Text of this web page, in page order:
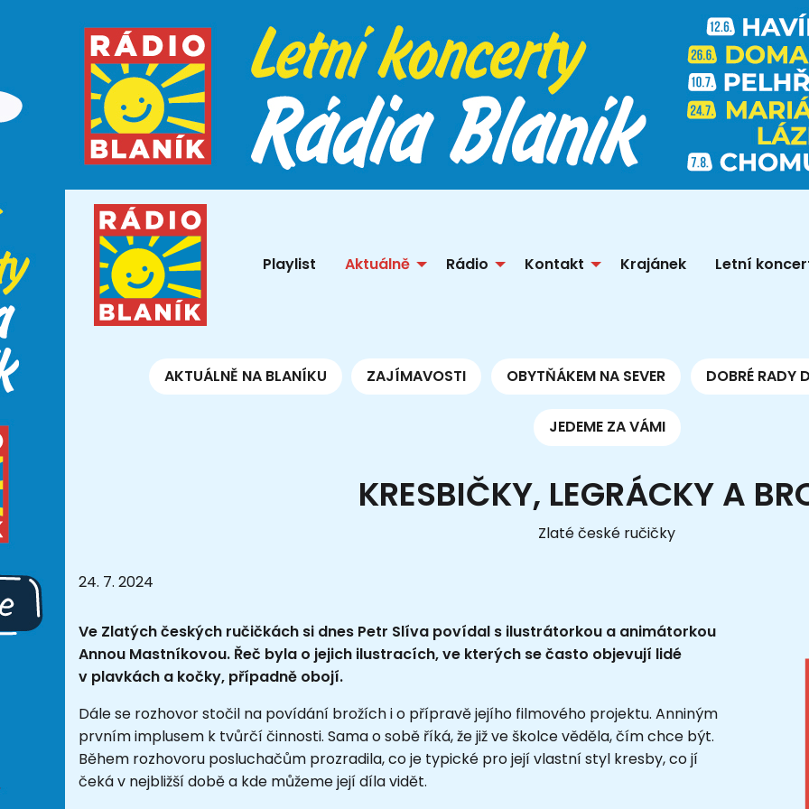
Playlist Aktuálně Rádio Kontakt Krajánek Letní
AKTUÁLNĚ NA BLANÍKU ZAJÍMAVOSTI OBYTŇÁKEM NA SEVER DOBRÉ RADY
JEDEME ZA VÁMI
KRESBIČKY, LEGRÁCKY A
Zlaté české ručičky
24. 7. 2024
Ve Zlatých českých ručičkách si dnes Petr Slíva povídal s ilustrátorkou a animátorkou
Annou Mastníkovou. Řeč byla o jejich ilustracích, ve kterých se často objevují lidé
v plavkách a kočky, případně obojí.
Dále se rozhovor stočil na povídání brožích i o přípravě jejího filmového projektu. Anniným
prvním implusem k tvůrčí činnosti. Sama o sobě říká, že již ve školce věděla, čím chce být.
Během rozhovoru posluchačům prozradila, co je typické pro její vlastní styl kresby, co jí
čeká v nejbližší době a kde můžeme její díla vidět.